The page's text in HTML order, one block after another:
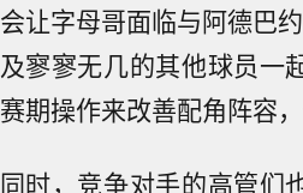
会让字母哥面临与阿德巴
及寥寥无几的其他球员一
赛期操作来改善配角阵容
同时，竞争对手的高管们